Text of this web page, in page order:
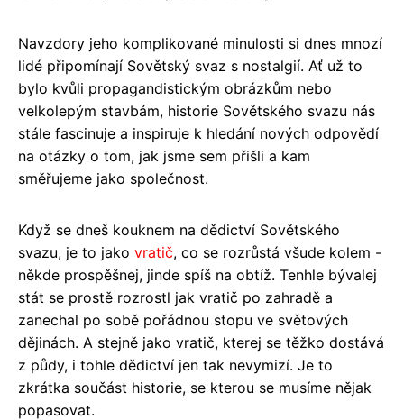
Navzdory jeho komplikované minulosti si dnes mnozí
lidé připomínají Sovětský svaz s nostalgií. Ať už to
bylo kvůli propagandistickým obrázkům nebo
velkolepým stavbám, historie Sovětského svazu nás
stále fascinuje a inspiruje k hledání nových odpovědí
na otázky o tom, jak jsme sem přišli a kam
směřujeme jako společnost.
Když se dneš kouknem na dědictví Sovětského
svazu, je to jako vratič, co se rozrůstá všude kolem -
někde prospěšnej, jinde spíš na obtíž. Tenhle bývalej
stát se prostě rozrostl jak vratič po zahradě a
zanechal po sobě pořádnou stopu ve světových
dějinách. A stejně jako vratič, kterej se těžko dostává
z půdy, i tohle dědictví jen tak nevymizí. Je to
zkrátka součást historie, se kterou se musíme nějak
popasovat.